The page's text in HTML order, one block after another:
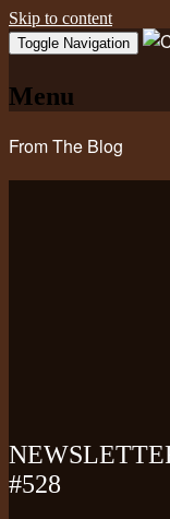
Skip to content
Toggle Navigation
Menu
From The Blog
#528